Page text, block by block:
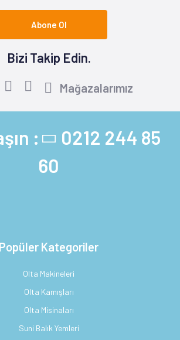
Abone Ol
Bizi Takip Edin.
Mağazalarımız
: 0212 244 85
60
Popüler Kategoriler
Olta Makineleri
Olta Kamışları
Olta Misinaları
Suni Balık Yemleri